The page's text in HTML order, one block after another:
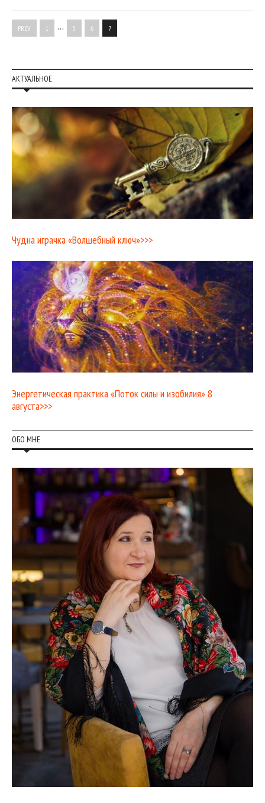
PREV 1 … 5 6 7
АКТУАЛЬНОЕ
Чудна играчка «Волшебный ключ»>>>
Энергетическая практика «Поток силы и изобилия» 8
августа>>>
ОБО МНЕ